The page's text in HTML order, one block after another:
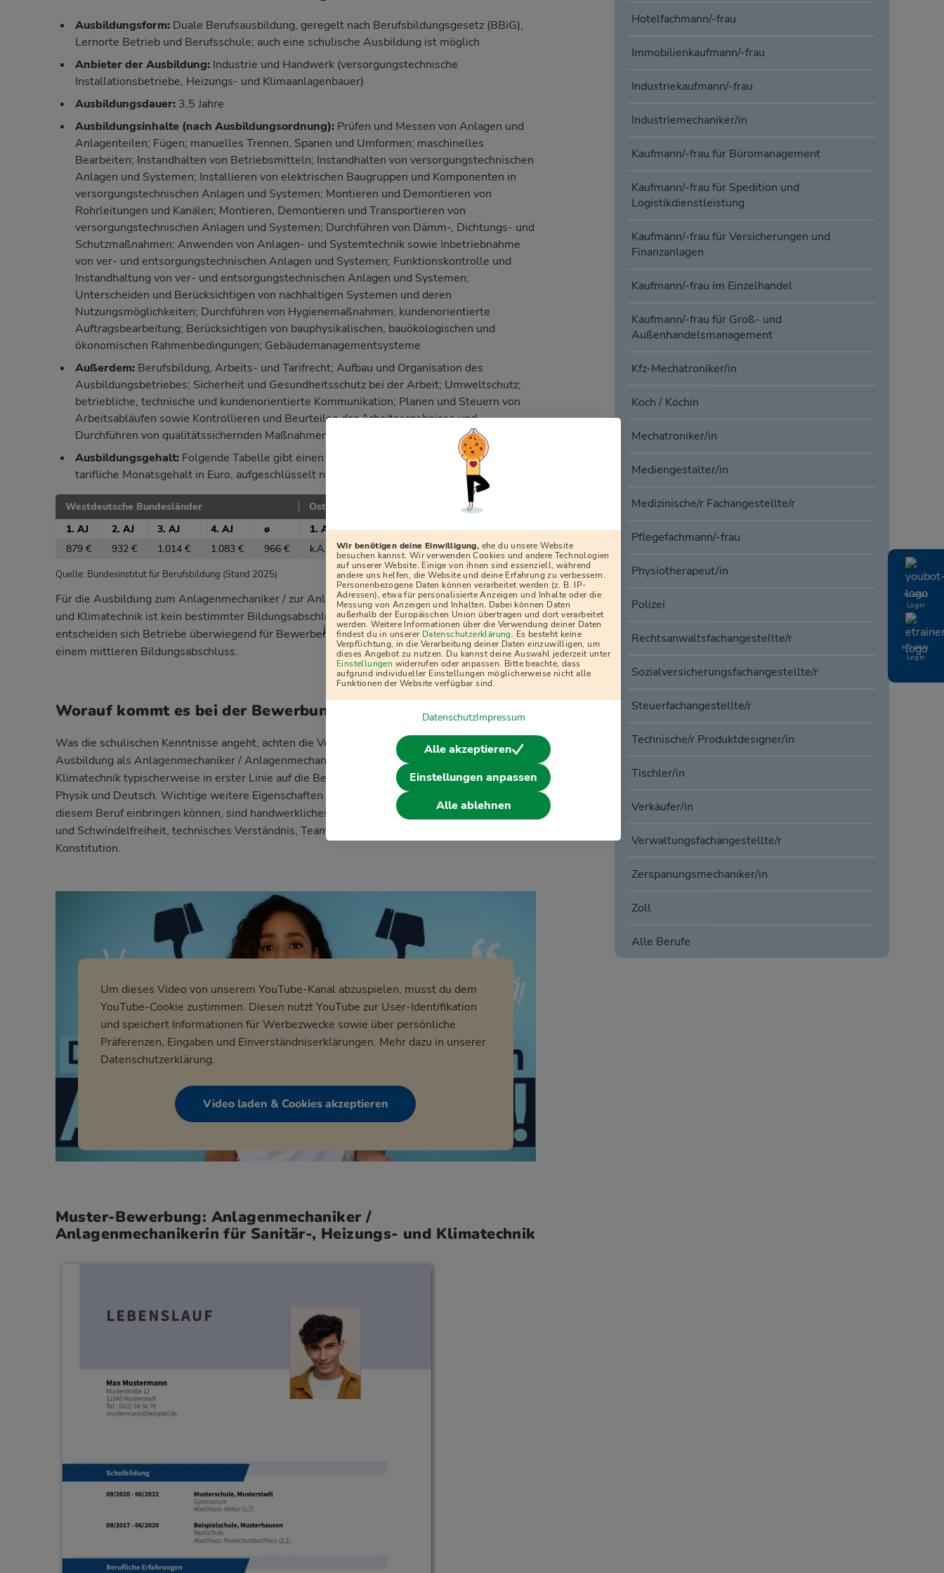
YouBot
Login
eTrainer
Login
Ausbildungsform:Duale Berufsausbildung, geregelt nach Berufsbildungsgesetz (BBiG),
Lernorte Betrieb und Berufsschule; auch eine schulische Ausbildung ist möglich
Anbieter der Ausbildung:Industrie und Handwerk (versorgungstechnische
Installationsbetriebe, Heizungs- und Klimaanlagenbauer)
Ausbildungsdauer:3,5 Jahre
Ausbildungsinhalte (nach Ausbildungsordnung):Prüfen und Messen von Anlagen und
Anlagenteilen; Fügen; manuelles Trennen, Spanen und Umformen; maschinelles
Bearbeiten; Instandhalten von Betriebsmitteln; Instandhalten von versorgungstechnischen
Anlagen und Systemen; Installieren von elektrischen Baugruppen und Komponenten in
versorgungstechnischen Anlagen und Systemen; Montieren und Demontieren von
Rohrleitungen und Kanälen; Montieren, Demontieren und Transportieren von
versorgungstechnischen Anlagen und Systemen; Durchführen von Dämm-, Dichtungs- und
Schutzmaßnahmen; Anwenden von Anlagen- und Systemtechnik sowie Inbetriebnahme
von ver- und entsorgungstechnischen Anlagen und Systemen; Funktionskontrolle und
Instandhaltung von ver- und entsorgungstechnischen Anlagen und Systemen;
Unterscheiden und Berücksichtigen von nachhaltigen Systemen und deren
Nutzungsmöglichkeiten; Durchführen von Hygienemaßnahmen; kundenorientierte
Auftragsbearbeitung; Berücksichtigen von bauphysikalischen, bauökologischen und
ökonomischen Rahmenbedingungen; Gebäudemanagementsysteme
Außerdem:Berufsbildung, Arbeits- und Tarifrecht; Aufbau und Organisation des
Ausbildungsbetriebes; Sicherheit und Gesundheitsschutz bei der Arbeit; Umweltschutz;
betriebliche, technische und kundenorientierte Kommunikation; Planen und Steuern von
Arbeitsabläufen sowie Kontrollieren und Beurteilen der Arbeitsergebnisse und
Durchführen von qualitätssichernden Maßnahmen
Ausbildungsgehalt:Folgende Tabelle gibt einen Überblick über das durchschnittliche
tarifliche Monatsgehalt in Euro, aufgeschlüsselt nach Ausbildungsjahren (AJ).
Westdeutsche Bundesländer
Ostdeutsche Bundesländer
1. AJ
2. AJ 3. AJ 4. AJ ø 1. AJ 2. AJ 3. AJ 4. AJ
ø
879 €
932 € 1.014 € 1.083 € 966 € k.A. k.A. k.A. k.A. k.A.
Quelle: Bundesinstitut für Berufsbildung (Stand 2025)
Für die Ausbildung zum Anlagenmechaniker / zur Anlagenmechanikerin für Sanitär-, Heizungs-
und Klimatechnik ist kein bestimmter Bildungsabschluss vorgeschrieben. In der Praxis
entscheiden sich Betriebe überwiegend für Bewerber/innen mit Hauptschulabschluss oder
einem mittleren Bildungsabschluss.
Worauf kommt es bei der Bewerbung an?
Was die schulischen Kenntnisse angeht, achten die Verantwortlichen bei einer Bewerbung zur
Ausbildung als Anlagenmechaniker / Anlagenmechanikerin für Sanitär-, Heizungs- und
Klimatechnik typischerweise in erster Linie auf die Bereiche Werken/Technik, Mathematik,
Physik und Deutsch. Wichtige weitere Eigenschaften und Fähigkeiten, die Bewerber speziell in
diesem Beruf einbringen können, sind handwerkliches Geschick, Sorgfalt, Körperbeherrschung
und Schwindelfreiheit, technisches Verständnis, Teamfähigkeit sowie eine gute körperliche
Konstitution.
Um dieses Video von unserem YouTube-Kanal abzuspielen, musst du dem
YouTube-Cookie zustimmen. Diesen nutzt YouTube zur User-Identifikation
und speichert Informationen für Werbezwecke sowie über persönliche
Präferenzen, Eingaben und Einverständniserklärungen. Mehr dazu in unserer
Datenschutzerklärung.
Video laden & Cookies akzeptieren
Muster-Bewerbung: Anlagenmechaniker /
Anlagenmechanikerin für Sanitär-, Heizungs- und Klimatechnik
Hotelfachmann/-frau
Immobilienkaufmann/-frau
Industriekaufmann/-frau
Industriemechaniker/in
Kaufmann/-frau für Büromanagement
Kaufmann/-frau für Spedition und
Logistikdienstleistung
Kaufmann/-frau für Versicherungen und
Finanzanlagen
Kaufmann/-frau im Einzelhandel
Kaufmann/-frau für Groß- und
Außenhandelsmanagement
Kfz-Mechatroniker/in
Koch / Köchin
Mechatroniker/in
Mediengestalter/in
Medizinische/r Fachangestellte/r
Pflegefachmann/-frau
Physiotherapeut/in
Polizei
Rechtsanwaltsfachangestellte/r
Sozialversicherungsfachangestellte/r
Steuerfachangestellte/r
Technische/r Produktdesigner/in
Tischler/in
Verkäufer/in
Verwaltungsfachangestellte/r
Zerspanungsmechaniker/in
Zoll
Alle Berufe
j
Wir benötigen deine Einwilligung, ehe du unsere Website
besuchen kannst. Wir verwenden Cookies und andere Technologien
auf unserer Website. Einige von ihnen sind essenziell, während
andere uns helfen, die Website und deine Erfahrung zu verbessern.
Personenbezogene Daten können verarbeitet werden (z. B. IP-
Adressen), etwa für personalisierte Anzeigen und Inhalte oder die
Messung von Anzeigen und Inhalten. Dabei können Daten
außerhalb der Europäischen Union übertragen und dort verarbeitet
werden. Weitere Informationen über die Verwendung deiner Daten
findest du in unserer Datenschutzerklärung. Es besteht keine
Verpflichtung, in die Verarbeitung deiner Daten einzuwilligen, um
dieses Angebot zu nutzen. Du kannst deine Auswahl jederzeit unter
Einstellungen widerrufen oder anpassen. Bitte beachte, dass
aufgrund individueller Einstellungen möglicherweise nicht alle
Funktionen der Website verfügbar sind.
DatenschutzImpressum
Alle akzeptieren
Einstellungen anpassen
Alle ablehnen